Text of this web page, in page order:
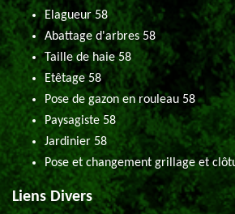
Elagueur 58
Abattage d'arbres 58
Taille de haie 58
Etêtage 58
Pose de gazon en rouleau 58
Paysagiste 58
Jardinier 58
Pose et changement grillage et
Liens Divers